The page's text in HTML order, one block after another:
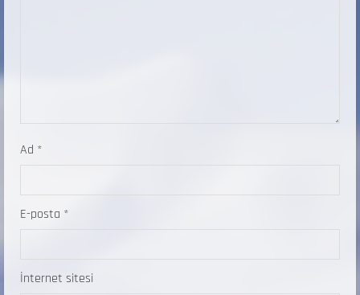
Ad *
E-posta *
İnternet sitesi